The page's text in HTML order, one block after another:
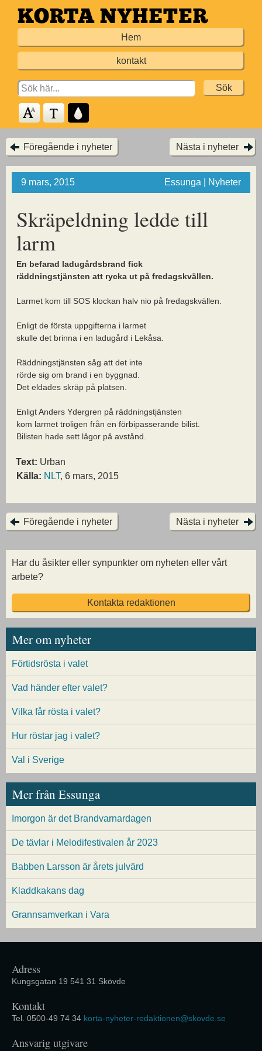
Hoppa
till
Hem
kontakt
Search
for:
Föregående i nyheter Nästa i nyheter
9 mars, 2015 Essunga | Nyheter
Skräpeldning ledde till
larm
En befarad ladugårdsbrand fick
räddningstjänsten att rycka ut på fredagskvällen.
Larmet kom till SOS klockan halv nio på fredagskvällen.
Enligt de första uppgifterna i larmet
skulle det brinna i en ladugård i Lekåsa.
Räddningstjänsten såg att det inte
rörde sig om brand i en byggnad.
Det eldades skräp på platsen.
Enligt Anders Ydergren på räddningstjänsten
kom larmet troligen från en förbipasserande bilist.
Bilisten hade sett lågor på avstånd.
Text: Urban
Källa: NLT, 6 mars, 2015
Föregående i nyheter Nästa i nyheter
Har du åsikter eller synpunkter om nyheten eller vårt
arbete?
Kontakta redaktionen
Mer om nyheter
Förtidsrösta i valet
Vad händer efter valet?
Vilka får rösta i valet?
Hur röstar jag i valet?
Val i Sverige
Mer från Essunga
Imorgon är det Brandvarnardagen
De tävlar i Melodifestivalen år 2023
Babben Larsson är årets julvärd
Kladdkakans dag
Grannsamverkan i Vara
Adress
Kungsgatan 19 541 31 Skövde
Kontakt
Tel. 0500-49 74 34 korta-nyheter-redaktionen@skovde.se
Ansvarig utgivare